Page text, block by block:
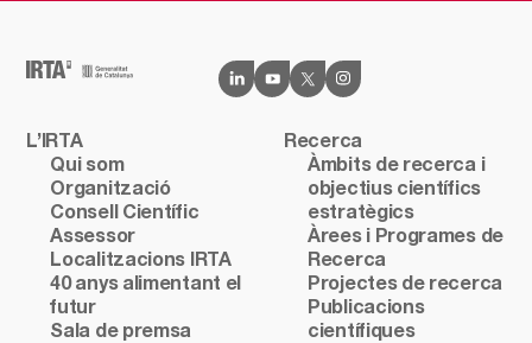
L’IRTA
Qui som
Organització
Consell Científic
Assessor
Localitzacions IRTA
40 anys alimentant el
futur
Sala de premsa
Recerca
Àmbits de recerca i
objectius científics
estratègics
Àrees i Programes de
Recerca
Projectes de recerca
Publicacions
científiques